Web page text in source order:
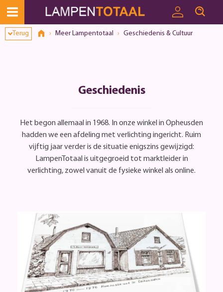
Terug Meer Lampentotaal Geschiedenis & Cultuur
Geschiedenis
Het begon allemaal in 1968. In onze winkel in Opheusden
hadden we een afdeling met verlichting ingericht. Ruim
vijftig jaar verder is de situatie enigszins gewijzigd:
LampenTotaal is uitgegroeid tot marktleider in
verlichting, zowel vanuit de fysieke winkel als online.
Toestemmingsvenster geopend